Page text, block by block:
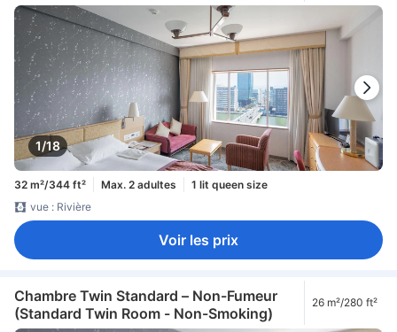
1/18
32 m²/344 ft² Max. 2 adultes
1 lit queen size
vue : Rivière
Voir les prix
Chambre Twin Standard – Non-Fumeur
(Standard Twin Room - Non-Smoking)
26 m²/280 ft²